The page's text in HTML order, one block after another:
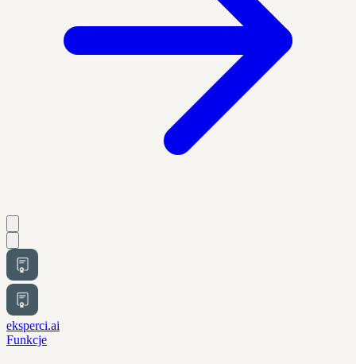
eksperci.ai
Funkcje